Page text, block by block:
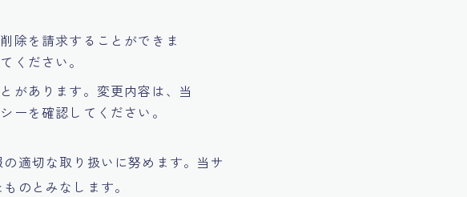
除を請求することができま
ください。
があります。変更内容は、当
ーを確認してください。
適切な取り扱いに努めます。当サ
のとみなします。